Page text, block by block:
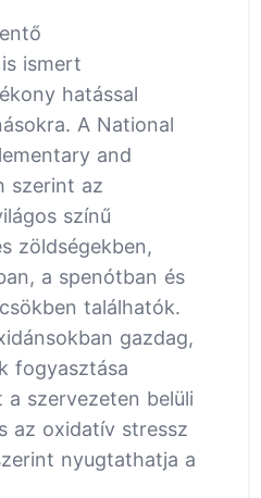
ismert
hatással
A National
and
szerint az
színű
zöldségekben,
a spenótban és
találhatók.
gazdag,
fogyasztása
szervezeten belüli
az oxidatív stressz
nyugtathatja a